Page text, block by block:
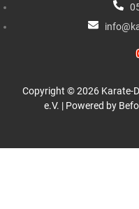
Copyright © 2026 Karate-
e.V. | Powered by